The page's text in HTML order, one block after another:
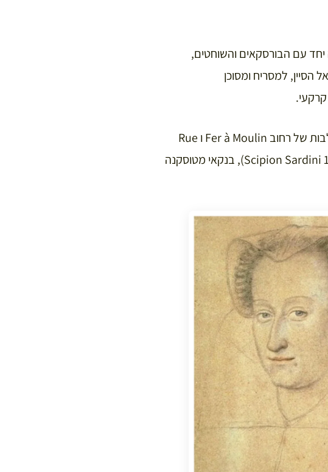
יחד עם הבורסקאים והשוחטים,
למסריח ומסוכן
האחוזה היחידה שנשארה מהימים הללו היא Hôtel Scipion שנמצא בהצטלבות של רחוב Fer à Moulin ו Rue
Scipion מספר 13. הרחוב והבניין נקראים על שם סקיפיו סרדיני (Scipion Sardini 1526-1609), בנקאי מטוסקנה